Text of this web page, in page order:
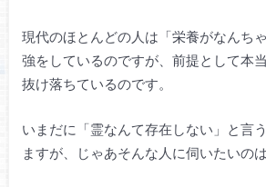
現代のほとんどの人は「栄養がなんち
強をしているのですが、前提として本
抜け落ちているのです。
いまだに「霊なんて存在しない」と言
ますが、じゃあそんな人に伺いたいのは